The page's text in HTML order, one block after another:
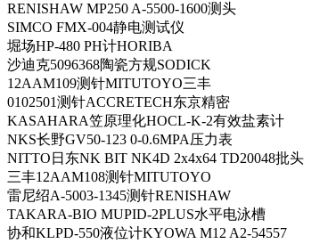
RENISHAW MP250 A-5500-1600测头
SIMCO FMX-004静电测试仪
堀场HP-480 PH计HORIBA
沙迪克5096368陶瓷方规SODICK
12AAM109测针MITUTOYO三丰
0102501测针ACCRETECH东京精密
KASAHARA笠原理化HOCL-K-2有效盐素计
NKS长野GV50-123 0-0.6MPA压力表
NITTO日东NK BIT NK4D 2x4x64 TD20048批头
三丰12AAM108测针MITUTOYO
雷尼绍A-5003-1345测针RENISHAW
TAKARA-BIO MUPID-2PLUS水平电泳槽
协和KLPD-550液位计KYOWA M12 A2-54557